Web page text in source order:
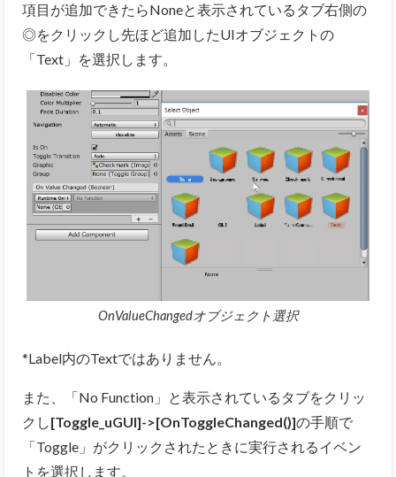
項目が追加できたらNoneと表示されているタブ右側の
◎をクリックし先ほど追加したUIオブジェクトの
「Text」を選択します。
OnValueChangedオブジェクト選択
*Label内のTextではありません。
また、「No Function」と表示されているタブをクリッ
クし [Toggle_uGUI]->[OnToggleChanged()]の手順で
「Toggle」がクリックされたときに実行されるイベン
トを選択します。